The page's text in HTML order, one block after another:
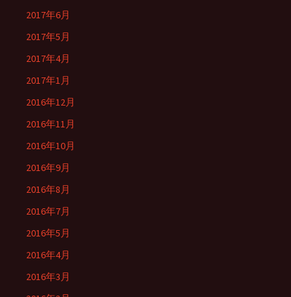
2017年6月
2017年5月
2017年4月
2017年1月
2016年12月
2016年11月
2016年10月
2016年9月
2016年8月
2016年7月
2016年5月
2016年4月
2016年3月